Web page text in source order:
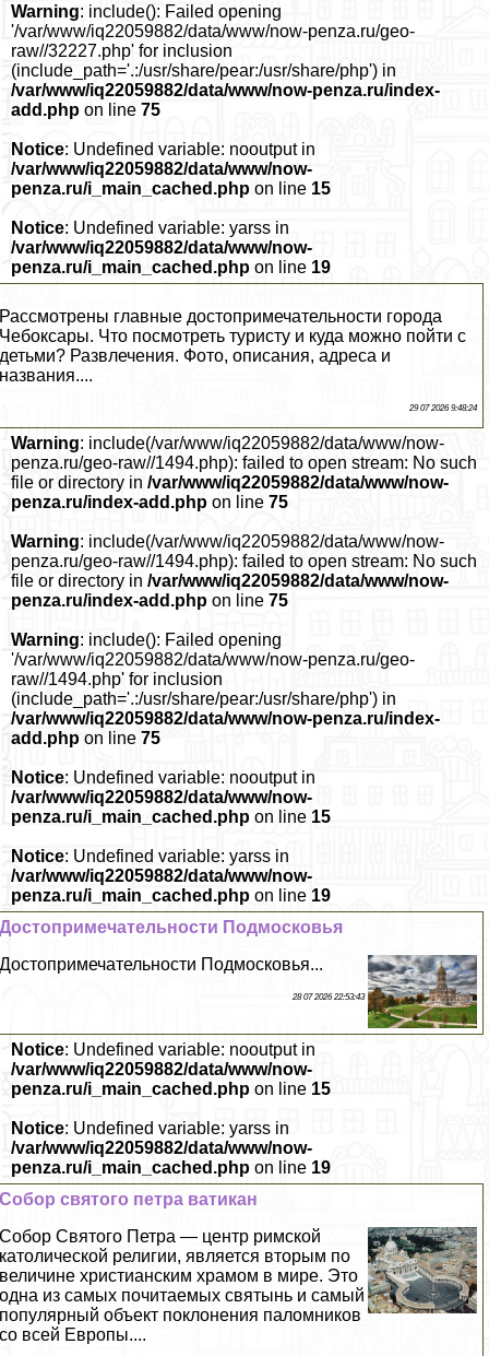
Warning: include(): Failed opening
'/var/www/iq22059882/data/www/now-penza.ru/geo-
raw//32227.php' for inclusion
(include_path='.:/usr/share/pear:/usr/share/php') in
/var/www/iq22059882/data/www/now-penza.ru/index-
add.php on line 75
Notice: Undefined variable: nooutput in
/var/www/iq22059882/data/www/now-
penza.ru/i_main_cached.php on line 15
Notice: Undefined variable: yarss in
/var/www/iq22059882/data/www/now-
penza.ru/i_main_cached.php on line 19
Рассмотрены главные достопримечательности города
Чебоксары. Что посмотреть туристу и куда можно пойти с
детьми? Развлечения. Фото, описания, адреса и
названия....
29 07 2026 9:48:24
Warning: include(/var/www/iq22059882/data/www/now-
penza.ru/geo-raw//1494.php): failed to open stream: No such
file or directory in /var/www/iq22059882/data/www/now-
penza.ru/index-add.php on line 75
Warning: include(/var/www/iq22059882/data/www/now-
penza.ru/geo-raw//1494.php): failed to open stream: No such
file or directory in /var/www/iq22059882/data/www/now-
penza.ru/index-add.php on line 75
Warning: include(): Failed opening
'/var/www/iq22059882/data/www/now-penza.ru/geo-
raw//1494.php' for inclusion
(include_path='.:/usr/share/pear:/usr/share/php') in
/var/www/iq22059882/data/www/now-penza.ru/index-
add.php on line 75
Notice: Undefined variable: nooutput in
/var/www/iq22059882/data/www/now-
penza.ru/i_main_cached.php on line 15
Notice: Undefined variable: yarss in
/var/www/iq22059882/data/www/now-
penza.ru/i_main_cached.php on line 19
Достопримечательности Подмосковья
Достопримечательности Подмосковья...
28 07 2026 22:53:43
Notice: Undefined variable: nooutput in
/var/www/iq22059882/data/www/now-
penza.ru/i_main_cached.php on line 15
Notice: Undefined variable: yarss in
/var/www/iq22059882/data/www/now-
penza.ru/i_main_cached.php on line 19
Собор святого петра ватикан
Собор Святого Петра — центр римской
католической религии, является вторым по
величине христианским храмом в мире. Это
одна из самых почитаемых святынь и самый
популярный объект поклонения паломников
со всей Европы....